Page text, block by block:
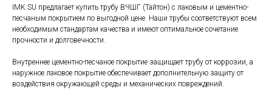
IMK.SU предлагает купить трубу ВЧШГ (Тайтон) с лаковым и цементно-
песчаным покрытием по выгодной цене. Наши трубы соответствуют всем
необходимым стандартам качества и имеют оптимальное сочетание
прочности и долговечности.
Внутреннее цементно-песчаное покрытие защищает трубу от коррозии, а
наружное лаковое покрытие обеспечивает дополнительную защиту от
воздействия окружающей среды и механических повреждений.